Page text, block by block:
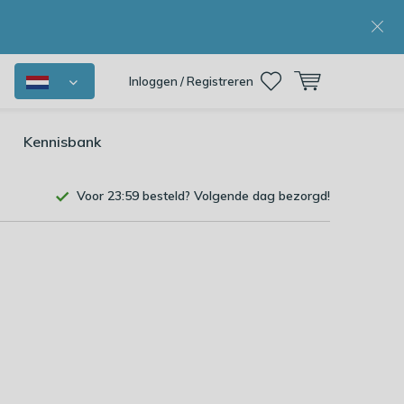
Inloggen / Registreren
Kennisbank
Voor 23:59 besteld? Volgende dag bezorgd!